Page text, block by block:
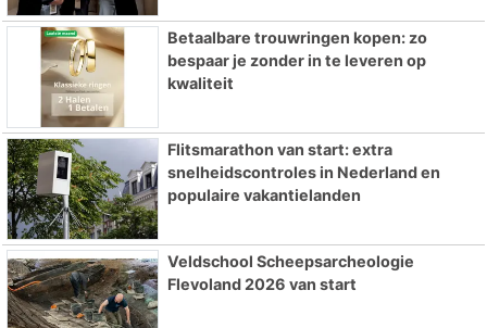
Betaalbare trouwringen kopen: zo
bespaar je zonder in te leveren op
kwaliteit
Flitsmarathon van start: extra
snelheidscontroles in Nederland en
populaire vakantielanden
Veldschool Scheepsarcheologie
Flevoland 2026 van start